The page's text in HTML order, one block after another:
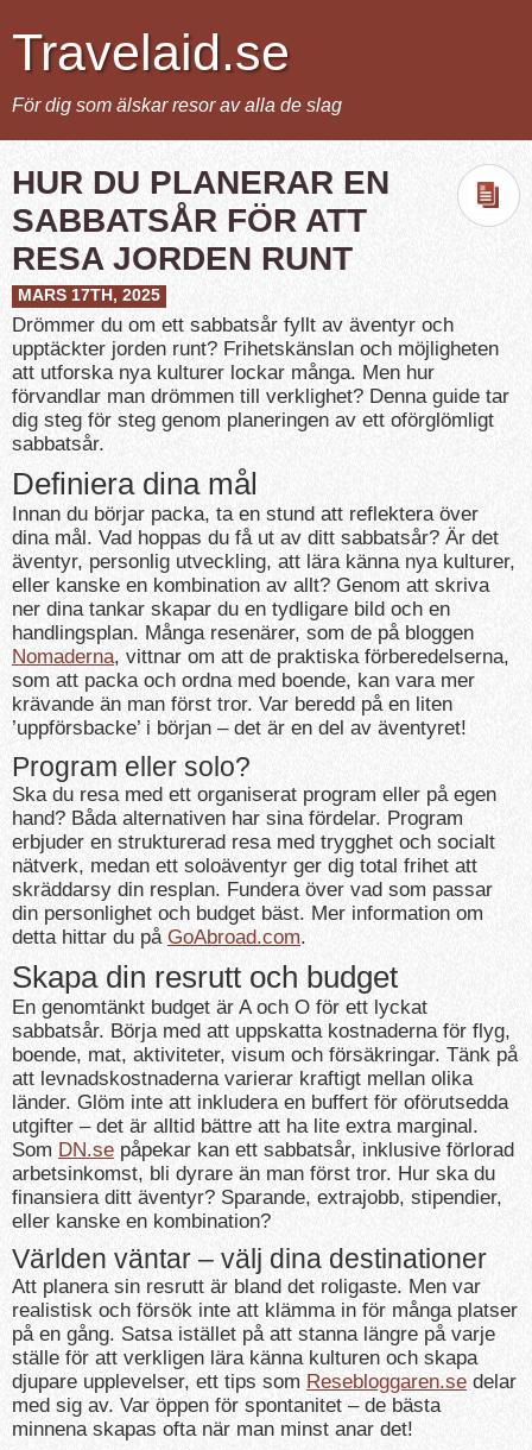
Travelaid.se
För dig som älskar resor av alla de slag
HUR DU PLANERAR EN
SABBATSÅR FÖR ATT
RESA JORDEN RUNT
MARS 17TH, 2025
Drömmer du om ett sabbatsår fyllt av äventyr och
upptäckter jorden runt? Frihetskänslan och möjligheten
att utforska nya kulturer lockar många. Men hur
förvandlar man drömmen till verklighet? Denna guide tar
dig steg för steg genom planeringen av ett oförglömligt
sabbatsår.
Definiera dina mål
Innan du börjar packa, ta en stund att reflektera över
dina mål. Vad hoppas du få ut av ditt sabbatsår? Är det
äventyr, personlig utveckling, att lära känna nya kulturer,
eller kanske en kombination av allt? Genom att skriva
ner dina tankar skapar du en tydligare bild och en
handlingsplan. Många resenärer, som de på bloggen
Nomaderna, vittnar om att de praktiska förberedelserna,
som att packa och ordna med boende, kan vara mer
krävande än man först tror. Var beredd på en liten
’uppförsbacke’ i början – det är en del av äventyret!
Program eller solo?
Ska du resa med ett organiserat program eller på egen
hand? Båda alternativen har sina fördelar. Program
erbjuder en strukturerad resa med trygghet och socialt
nätverk, medan ett soloäventyr ger dig total frihet att
skräddarsy din resplan. Fundera över vad som passar
din personlighet och budget bäst. Mer information om
detta hittar du på GoAbroad.com.
Skapa din resrutt och budget
En genomtänkt budget är A och O för ett lyckat
sabbatsår. Börja med att uppskatta kostnaderna för flyg,
boende, mat, aktiviteter, visum och försäkringar. Tänk på
att levnadskostnaderna varierar kraftigt mellan olika
länder. Glöm inte att inkludera en buffert för oförutsedda
utgifter – det är alltid bättre att ha lite extra marginal.
Som DN.se påpekar kan ett sabbatsår, inklusive förlorad
arbetsinkomst, bli dyrare än man först tror. Hur ska du
finansiera ditt äventyr? Sparande, extrajobb, stipendier,
eller kanske en kombination?
Världen väntar – välj dina destinationer
Att planera sin resrutt är bland det roligaste. Men var
realistisk och försök inte att klämma in för många platser
på en gång. Satsa istället på att stanna längre på varje
ställe för att verkligen lära känna kulturen och skapa
djupare upplevelser, ett tips som Resebloggaren.se delar
med sig av. Var öppen för spontanitet – de bästa
minnena skapas ofta när man minst anar det!